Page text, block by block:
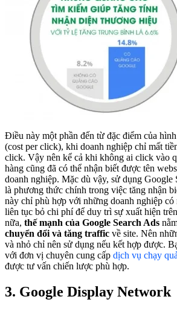
Điều này một phần đến từ đặc điểm của
(cost per click), khi doanh nghiệp chỉ mất
click. Vậy nên kể cả khi không ai click vào
hàng cũng đã có thể nhận biết được tên
doanh nghiệp. Mặc dù vậy, sử dụng Google
là phương thức chính trong việc tăng nhận
này chỉ phù hợp với những doanh nghiệp có
liên tục bỏ chi phí để duy trì sự xuất hiện
nữa, thế mạnh của Google Search Ads
chuyển đổi và tăng traffic về site. Nên
và nhỏ chỉ nên sử dụng nếu kết hợp được.
với đơn vị chuyên cung cấp dịch vụ chạy
được tư vấn chiến lược phù hợp.
3. Google Display Network